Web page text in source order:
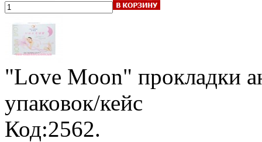
"Love Moon" прокладки
упаковок/кейc
Код:2562.